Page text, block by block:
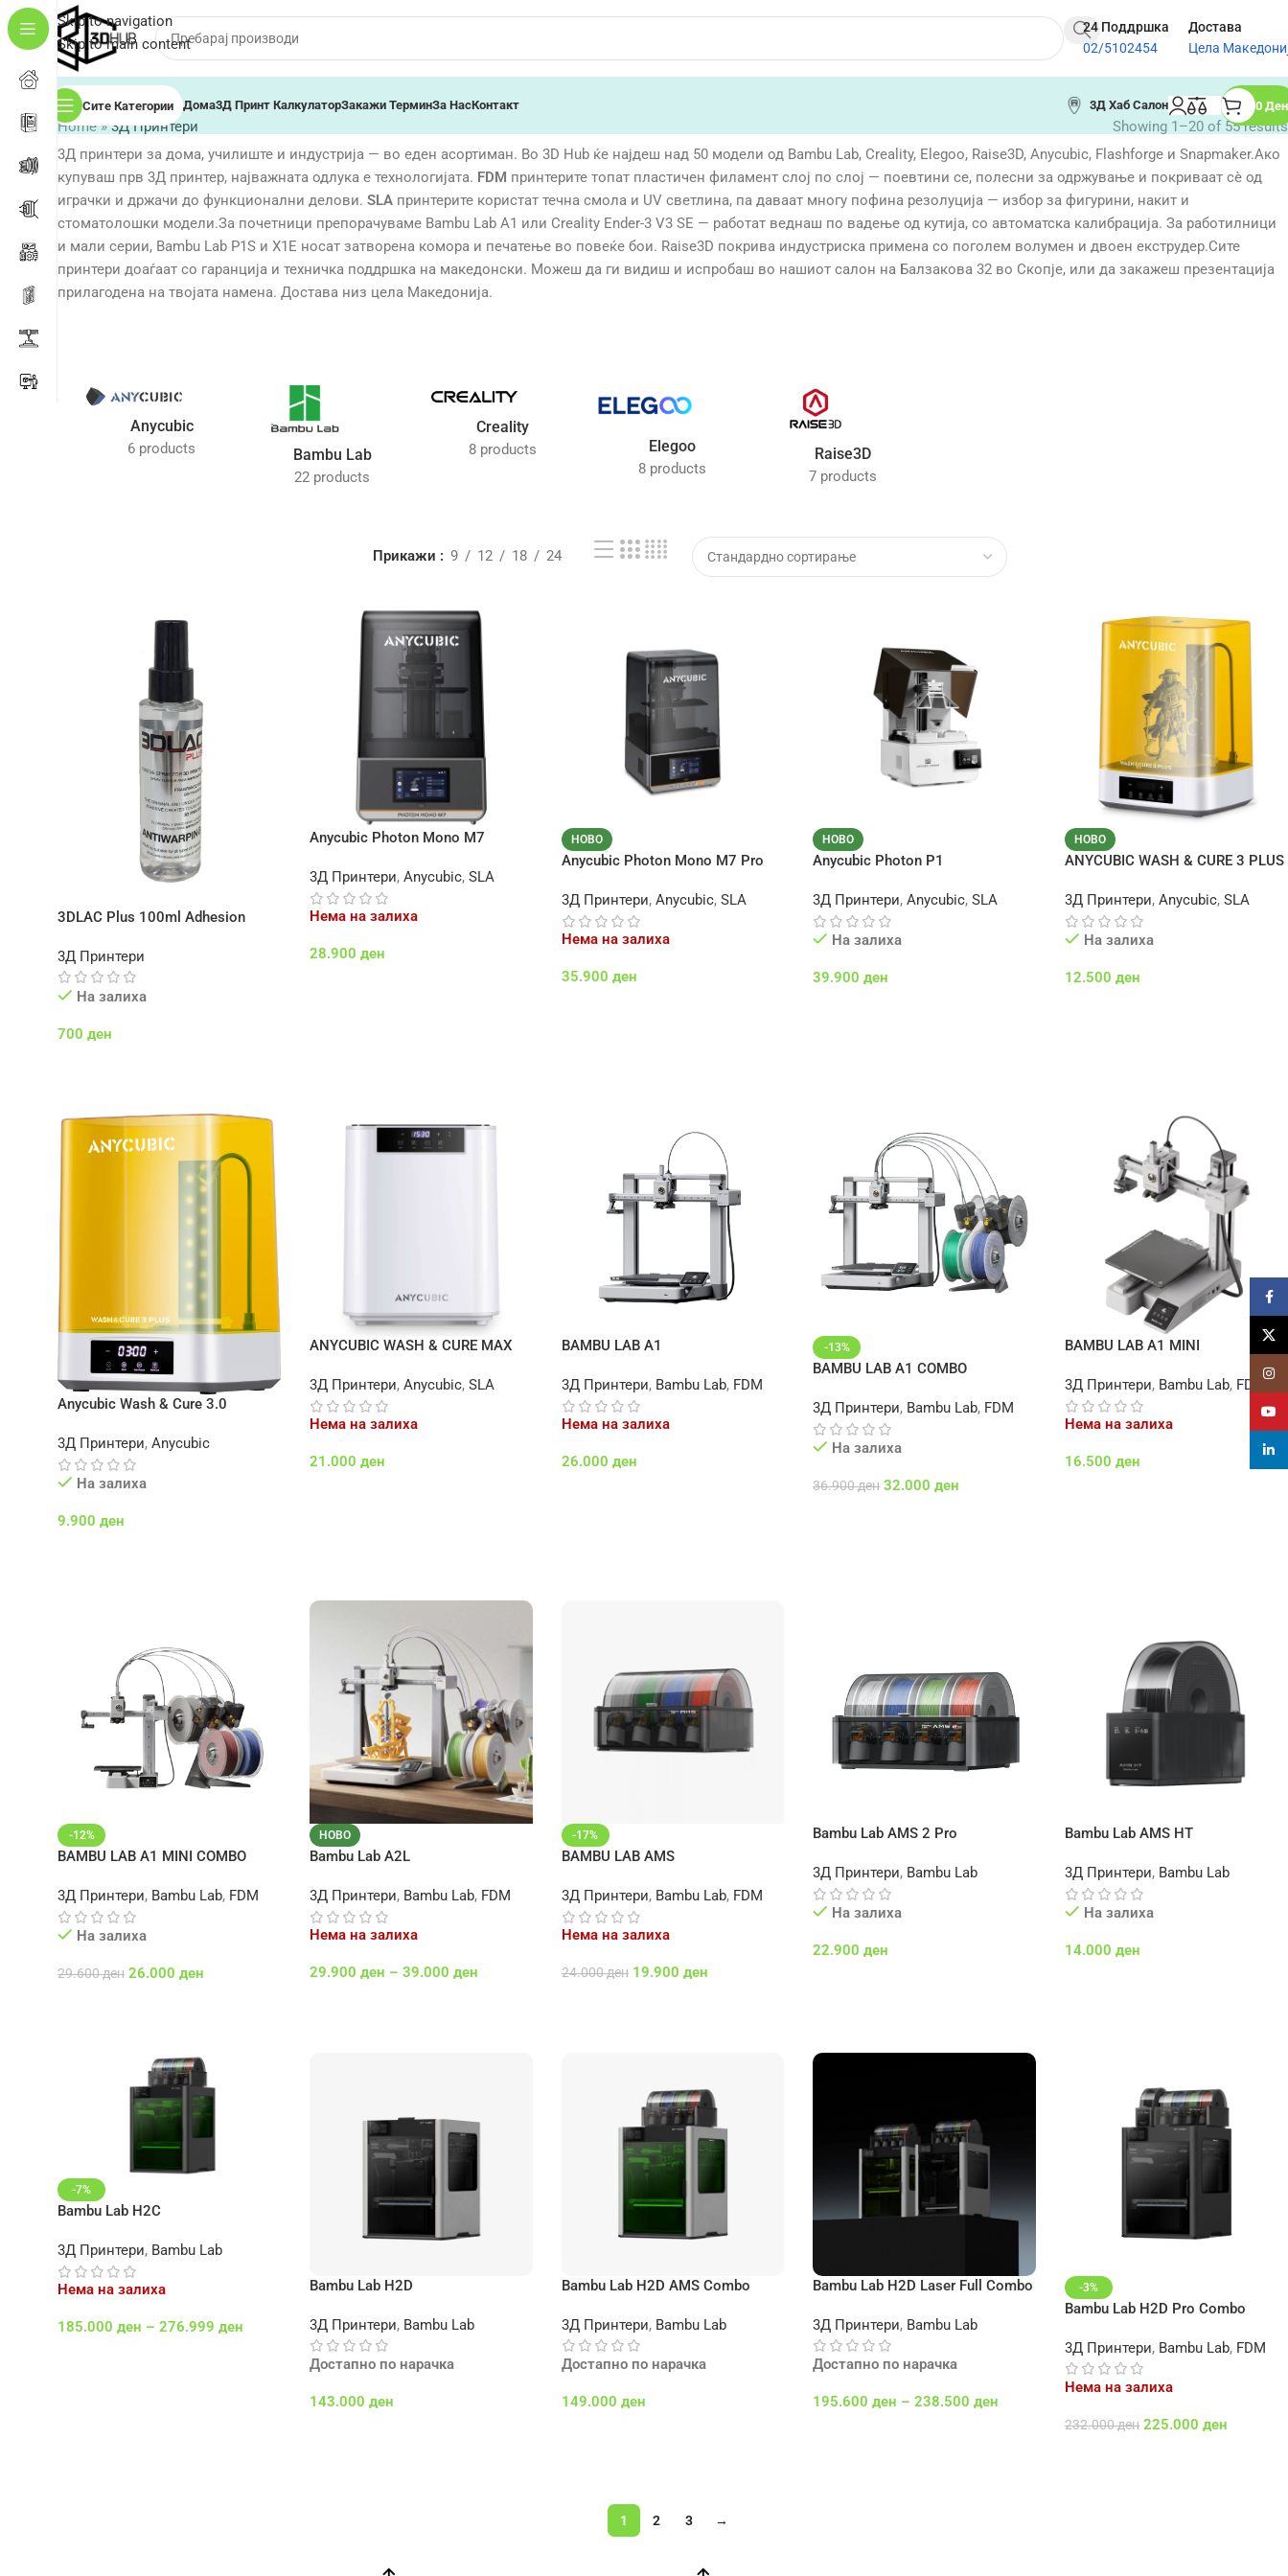
Skip to navigation
Skip to main content
24 Поддршка
02/5102454
Достава
Цела
Сите Категории Дома3Д Принт КалкулаторЗакажи ТерминЗа НасКонтакт 3Д Хаб Салон 0 Ден
Home»3Д Принтери
Showing 1–20 of 55 results
3Д принтери за дома, училиште и индустрија — во еден асортиман. Во 3D Hub ќе најдеш над 50 модели од Bambu Lab, Creality, Elegoo, Raise3D, Anycubic, Flashforge и Snapmaker.Ако
купуваш прв 3Д принтер, најважната одлука е технологијата. FDM принтерите топат пластичен филамент слој по слој — поевтини се, полесни за одржување и покриваат сè од
играчки и држачи до функционални делови. SLA принтерите користат течна смола и UV светлина, па даваат многу пофина резолуција — избор за фигурини, накит и
стоматолошки модели.За почетници препорачуваме Bambu Lab A1 или Creality Ender-3 V3 SE — работат веднаш по вадење од кутија, со автоматска калибрација. За работилници
и мали серии, Bambu Lab P1S и X1E носат затворена комора и печатење во повеќе бои. Raise3D покрива индустриска примена со поголем волумен и двоен екструдер.Сите
принтери доаѓаат со гаранција и техничка поддршка на македонски. Можеш да ги видиш и испробаш во нашиот салон на Балзакова 32 во Скопје, или да закажеш презентација
прилагодена на твојата намена. Достава низ цела Македонија.
Anycubic
6 products Bambu Lab
22 products
Creality
8 products Elegoo
8 products
Raise3D
7 products
Прикажи 9 12 18 24
3DLAC Plus 100ml Adhesion
3Д Принтери
На залиха
700 ден
Anycubic Photon Mono M7
3Д Принтери, Anycubic, SLA
Нема на залиха
28.900 ден
НОВО
Anycubic Photon Mono M7 Pro
3Д Принтери, Anycubic, SLA
Нема на залиха
35.900 ден
НОВО
Anycubic Photon P1
3Д Принтери, Anycubic, SLA
На залиха
39.900ден
НОВО
ANYCUBIC WASH & CURE 3 PLUS
3Д Принтери, Anycubic, SLA
На залиха
12.500ден
Anycubic Wash & Cure 3.0
3Д Принтери, Anycubic
На залиха
9.900 ден
ANYCUBIC WASH & CURE MAX
3Д Принтери, Anycubic, SLA
Нема на залиха
21.000 ден
BAMBU LAB A1
3Д Принтери, Bambu Lab, FDM
Нема на залиха
26.000 ден
-13%
BAMBU LAB A1 COMBO
3Д Принтери, Bambu Lab, FDM
На залиха
36.900ден 32.000ден
BAMBU LAB A1 MINI
3Д Принтери, Bambu Lab, FDM
Нема на залиха
16.500ден
-12%
BAMBU LAB A1 MINI COMBO
3Д Принтери, Bambu Lab, FDM
На залиха
29.600ден 26.000 ден
НОВО
Bambu Lab A2L
3Д Принтери, Bambu Lab, FDM
Нема на залиха
29.900 ден – 39.000 ден
-17%
BAMBU LAB AMS
3Д Принтери, Bambu Lab, FDM
Нема на залиха
24.000ден 19.900 ден
Bambu Lab AMS 2 Pro
3Д Принтери, Bambu Lab
На залиха
22.900ден
Bambu Lab AMS HT
3Д Принтери, Bambu Lab
На залиха
14.000ден
-7%
Bambu Lab H2C
3Д Принтери, Bambu Lab
Нема на залиха
185.000 ден – 276.999 ден
Bambu Lab H2D
3Д Принтери, Bambu Lab
Достапно по нарачка
143.000 ден
Bambu Lab H2D AMS Combo
3Д Принтери, Bambu Lab
Достапно по нарачка
149.000 ден
Bambu Lab H2D Laser Full Combo
3Д Принтери, Bambu Lab
Достапно по нарачка
195.600ден – 238.500ден
-3%
Bambu Lab H2D Pro Combo
3Д Принтери, Bambu Lab, FDM
Нема на залиха
232.000ден 225.000ден
1 2 3 →